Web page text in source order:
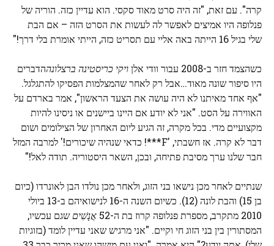
קרה". עם זאת, "זה היה סרט מאוד סקסי. הוא עדיין כזה. הוריה של
פנלופה היו אמיצים לאפשר לה לעשות את הסרט הזה – אם הבת
שלי בגיל 16 הייתה באה אליי עם תסריט כזה, הייתי אומרת בלי דרך!"
כשהצמד חזר ב-2008 עבור וודי אלן ויקי כריסטינה ברצלונההדברים
היו סיפור שונה מאוד…אבל רק לאחר שהמצלמות הפסיקו להתגלגל.
"אף אחד מאיתנו לא היה עושה את הצעד הראשון", אמר בארדם על
האווירה על הסט. "אני לא יודע אם היינו ביישנים או ניסינו להיות
מקצועיים מדי. בכל מקרה, זה הגיע ליום האחרון של הצילומים ושום
דבר לא קרה. אז חשבתי, 'F***! כדאי שנהיה שיכורים!' למרבה המזל
חבר שלנו ערך מסיבת פתיחה, ובכן, השאר היסטוריה. תודה לאל!"
שנתיים לאחר מכן נישאו בני הזוג, ולאחר מכן נולדו הבן לאונרדו (כיום
בן 15) והבת לונה (12). כשיום השנה ה-16 לנישואיהם ב-13 ביולי
2010 מתקרב, מספרת פנלופה קרוז בת ה-52
אֲנָשִׁיםשגם עכשיו,
המסתורין בין בני הזוג חי וקיים. "אני מרגיש שאני עדיין לומד (בזוגיות